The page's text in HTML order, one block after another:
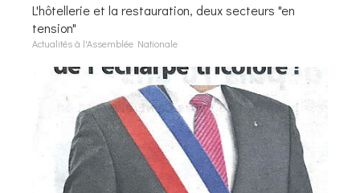
L'hôtellerie et la restauration, deux secteurs "en
tension"
Actualités à l'Assemblée Nationale